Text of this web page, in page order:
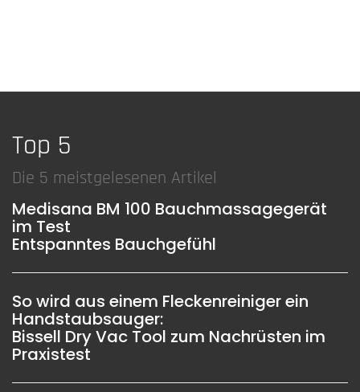
Top 5
Die 5 meistgelesenen Artikel
Medisana BM 100 Bauchmassagegerät
im Test
Entspanntes Bauchgefühl
So wird aus einem Fleckenreiniger ein
Handstaubsauger:
Bissell Dry Vac Tool zum Nachrüsten im
Praxistest